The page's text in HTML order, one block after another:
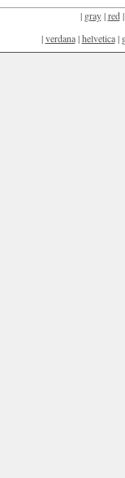
| gray|red
|verdana|helvetica|